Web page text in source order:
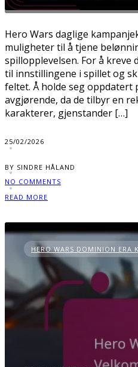
Hero Wars daglige
muligheter til å tjene
spillopplevelsen. For å kreve
til innstillingene i spillet og
feltet. Å holde seg oppdatert
avgjørende, da de tilbyr en
karakterer, gjenstander […]
25/02/2026
BY SINDRE HÅLAND
NO COMMENTS
READ MORE
HERO WARS DOMINION ERA